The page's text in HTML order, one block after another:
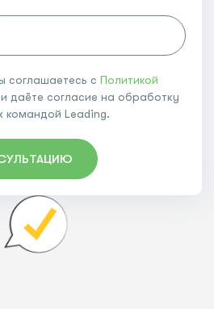
соглашаетесь с Политикой
и даёте согласие на обработку
командой Leading.